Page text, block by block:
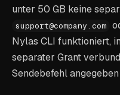
unter 50 GB keine
support@company.com
Nylas CLI funktioniert,
separater Grant
Sendebefehl